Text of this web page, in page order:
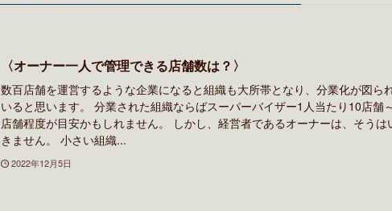
〈オーナー一人で管理できる店舗数は？〉
数百店舗を運営するような企業になると組織も大所帯となり、分業化が図ら
いると思います。 分業された組織ならばスーパーバイザー1人当たり10店舗
店舗程度が目安かもしれません。 しかし、経営者であるオーナーは、そうは
きません。 小さい組織...
2022年12月5日